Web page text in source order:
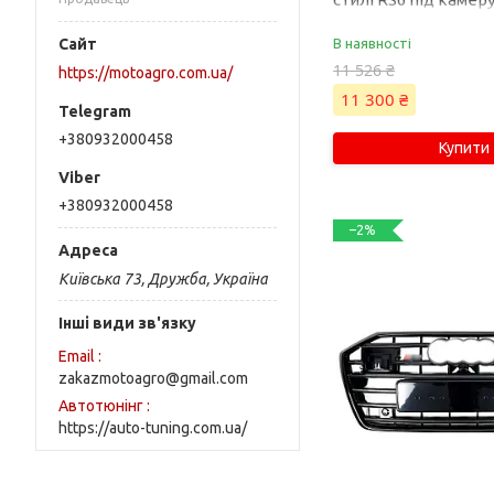
https://motoagro.com.ua/
+380932000458
+380932000458
Київська 73, Дружба, Україна
Інші види зв'язку
Email
zakazmotoagro@gmail.com
Автотюнінг
https://auto-tuning.com.ua/
В наявності
11 526 ₴
11 300 ₴
Купити
–2%